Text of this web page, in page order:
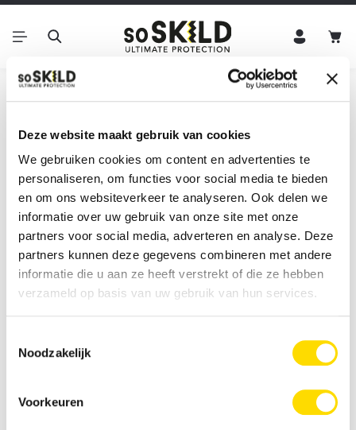
Deze website maakt gebruik van cookies
We gebruiken cookies om content en advertenties te
personaliseren, om functies voor social media te bieden
en om ons websiteverkeer te analyseren. Ook delen we
informatie over uw gebruik van onze site met onze
partners voor social media, adverteren en analyse. Deze
partners kunnen deze gegevens combineren met andere
informatie die u aan ze heeft verstrekt of die ze hebben
verzameld op basis van uw gebruik van hun services.
Noodzakelijk
Voorkeuren
Home Service Klantenservice Contact
Contact
Heb je vragen over onze producten, je bestelling of wil je
meer informatie over onze diensten? Neem gerust contact
met ons op. Ons team staat klaar om je te helpen! Je kan ons
bereiken tijdens kantooruren op maandag tot en met vrijdag
van 9:00 - 17:00 uur.
E-mailadres: info@soskild.com
Adres:Schillingweg 50, 2153 PL Nieuw-Vennep